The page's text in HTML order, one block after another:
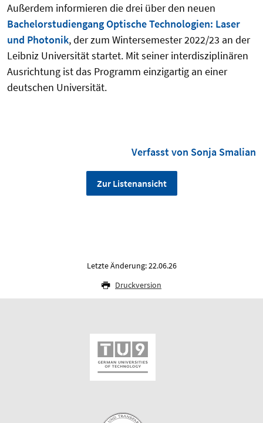
Außerdem informieren die drei über den neuen
Bachelorstudiengang Optische Technologien: Laser
und Photonik, der zum Wintersemester 2022/23 an der
Leibniz Universität startet. Mit seiner interdisziplinären
Ausrichtung ist das Programm einzigartig an einer
deutschen Universität.
Verfasst von Sonja Smalian
Zur Listenansicht
Letzte Änderung: 22.06.26
Druckversion